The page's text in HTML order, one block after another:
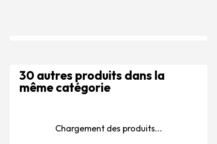
30 autres produits dans la
même catégorie
Chargement des produits...